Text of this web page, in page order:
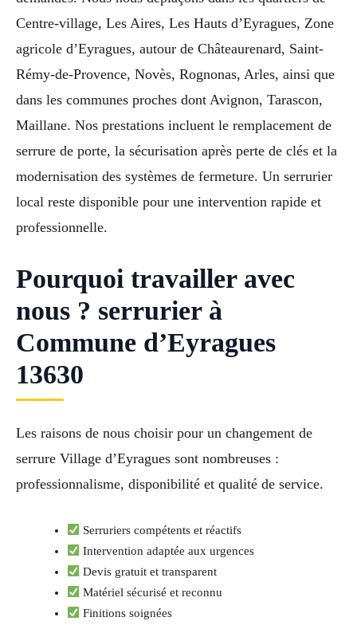
Centre-village, Les Aires, Les Hauts d’Eyragues, Zone
agricole d’Eyragues, autour de Châteaurenard, Saint-
Rémy-de-Provence, Novès, Rognonas, Arles, ainsi que
dans les communes proches dont Avignon, Tarascon,
Maillane. Nos prestations incluent le remplacement de
serrure de porte, la sécurisation après perte de clés et la
modernisation des systèmes de fermeture. Un serrurier
local reste disponible pour une intervention rapide et
professionnelle.
Pourquoi travailler avec
nous ? serrurier à
Commune d’Eyragues
13630
Les raisons de nous choisir pour un changement de
serrure Village d’Eyragues sont nombreuses :
professionnalisme, disponibilité et qualité de service.
Serruriers compétents et réactifs
Intervention adaptée aux urgences
Devis gratuit et transparent
Matériel sécurisé et reconnu
Finitions soignées